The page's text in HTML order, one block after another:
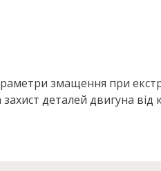
змащення при
деталей двигуна від